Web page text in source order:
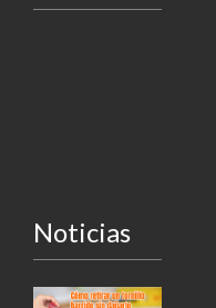
Noticias